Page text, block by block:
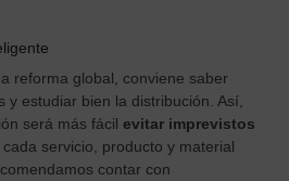
reforma global, conviene saber
y estudiar bien la distribución. Así,
será más fácilevitar imprevistos
cada servicio, producto y material
contar con